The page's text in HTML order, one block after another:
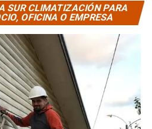
SUR CLIMATIZACIÓN PARA
OFICINA O EMPRESA